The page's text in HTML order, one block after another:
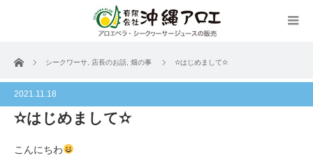
ホーム シークワーサ 店長のお話 畑の事 ✫はじめまして✫
2021.11.18
✫はじめまして✫
こんにちわ